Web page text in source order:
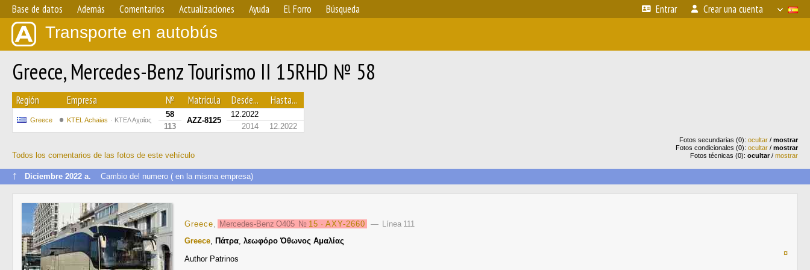
Base de datos Además Comentarios Actualizaciones Ayuda El Forro Búsqueda Entrar Crear una cuenta
Transporte en autobús
Greece, Mercedes-Benz Tourismo II 15RHD № 58
Región Empresa № Matrícula Desde... Hasta...
Greece KTEL Achaias ΚΤΕΛ Αχαΐας
58
AZZ-8125
12.2022
113
2014 12.2022
Todos los comentarios de las fotos de este vehículo
Fotos secundarias (0): ocultar / mostrar
Fotos condicionales (0): ocultar / mostrar
Fotos técnicas (0): ocultar/ mostrar
↑ Diciembre 2022 a. Cambio del numero ( en la misma empresa)
Greece, Mercedes-Benz O405 № 15 · AXY-2660
— Línea 111
Greece, Πάτρα, λεωφόρο Όθωνος Αμαλίας
Author Patrinos
¤